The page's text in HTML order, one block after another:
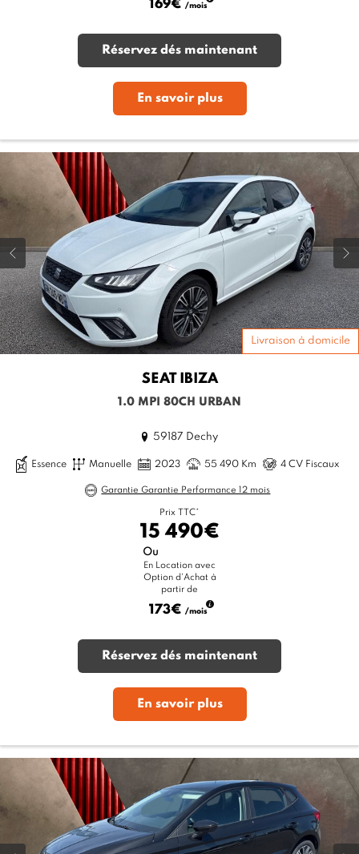
169€ /mois
Réservez dés maintenant
En savoir plus
Livraison à domicile
SEAT IBIZA
1.0 MPI 80CH URBAN
59187 Dechy
Essence Manuelle 2023 55 490 Km 4 CV Fiscaux
Garantie Garantie Performance 12 mois
Prix TTC*
15 490€
Ou
En Location avec
Option d'Achat à
partir de
173€ /mois
Réservez dés maintenant
En savoir plus